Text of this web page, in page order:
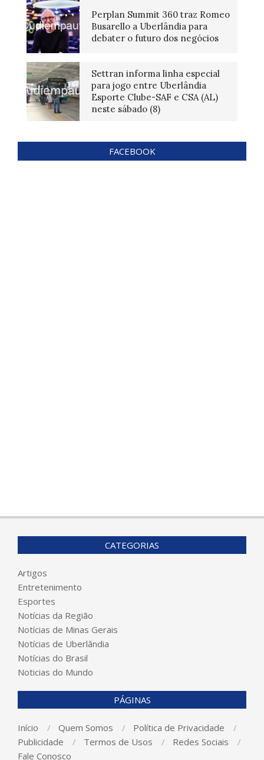
Perplan Summit 360 traz Romeo
Busarello a Uberlândia para
debater o futuro dos negócios
Settran informa linha especial
para jogo entre Uberlândia
Esporte Clube-SAF e CSA (AL)
neste sábado (8)
FACEBOOK
CATEGORIAS
Artigos
Entretenimento
Esportes
Notícias da Região
Notícias de Minas Gerais
Notícias de Uberlândia
Notícias do Brasil
Noticias do Mundo
PÁGINAS
Início Quem Somos
Política de Privacidade
Publicidade
Termos de Usos
Redes Sociais
Fale Conosco